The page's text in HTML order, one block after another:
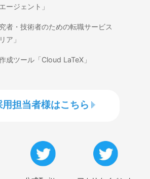
ージェント」
者・技術者のための転職サービス
ア」
成ツール「Cloud LaTeX」
用担当者様はこちら